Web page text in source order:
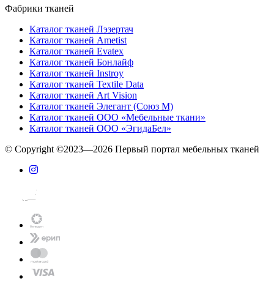
Фабрики тканей
Каталог тканей Лэзертач
Каталог тканей Ametist
Каталог тканей Evatex
Каталог тканей Бонлайф
Каталог тканей Instroy
Каталог тканей Textile Data
Каталог тканей Art Vision
Каталог тканей Элегант (Союз М)
Каталог тканей ООО «Мебельные ткани»
Каталог тканей ООО «ЭгидаБел»
© Copyright ©2023—2026 Первый портал мебельных тканей